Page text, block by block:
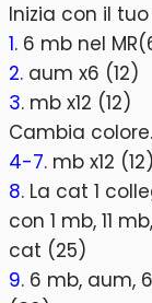
Inizia con il
1. 6 mb nel
2. aum x6 (12)
3. mb x12 (12)
Cambia colore.
4-7. mb x12 (12)
8. La cat 1
con 1 mb, 11
cat (25)
9. 6 mb, aum,